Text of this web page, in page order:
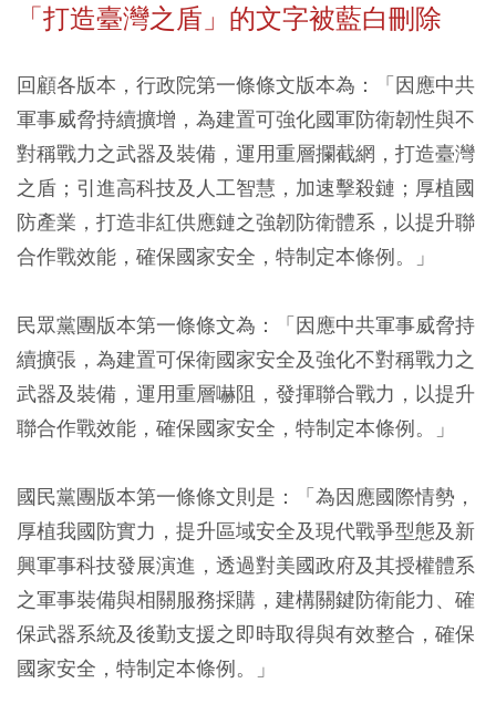
「打造臺灣之盾」的文字被藍白刪除
回顧各版本，行政院第一條條文版本為：「因應中共
軍事威脅持續擴增，為建置可強化國軍防衛韌性與不
對稱戰力之武器及裝備，運用重層攔截網，打造臺灣
之盾；引進高科技及人工智慧，加速擊殺鏈；厚植國
防產業，打造非紅供應鏈之強韌防衛體系，以提升聯
合作戰效能，確保國家安全，特制定本條例。」
民眾黨團版本第一條條文為：「因應中共軍事威脅持
續擴張，為建置可保衛國家安全及強化不對稱戰力之
武器及裝備，運用重層嚇阻，發揮聯合戰力，以提升
聯合作戰效能，確保國家安全，特制定本條例。」
國民黨團版本第一條條文則是：「為因應國際情勢，
厚植我國防實力，提升區域安全及現代戰爭型態及新
興軍事科技發展演進，透過對美國政府及其授權體系
之軍事裝備與相關服務採購，建構關鍵防衛能力、確
保武器系統及後勤支援之即時取得與有效整合，確保
國家安全，特制定本條例。」